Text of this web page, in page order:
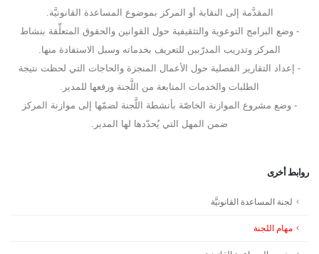
المقدَّمة إلى النقابة أو المركز بموضوع المساعدة القانونيَّة.
- وضع البرامج التوعوية والتثقيفية حول القوانين والحقوق المتعلِّقة بنشاط
المركز وتدريب المدرّبين للتعريف بخدماته وسبل الاستفادة منها.
- إعداد التقارير الفصلية حول الأعمال المنجزة والحاجات التي لحظت نتيجة
الطلبات والخدمات المتابعة من اللَّجنة ورفعها للمدير.
- وضع مشروع الموازنة الخاصّة بأنشطة اللَّجنة لضمّها إلى موازنة المركز
ضمن المهل التي يُحدّدها لها المدير.
روابط أخرى
لجنة المساعدة القانونيَّة
مهام اللجنة